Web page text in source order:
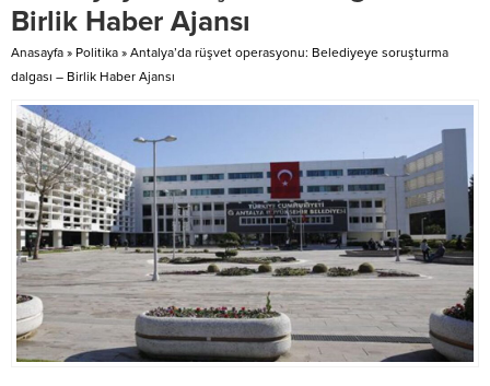
Birlik Haber Ajansı
Anasayfa » Politika » Antalya’da rüşvet operasyonu: Belediyeye soruşturma
dalgası – Birlik Haber Ajansı